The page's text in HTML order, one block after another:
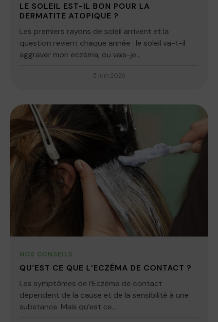
LE SOLEIL EST-IL BON POUR LA
DERMATITE ATOPIQUE ?
Les premiers rayons de soleil arrivent et la
question revient chaque année : le soleil va-t-il
aggraver mon eczéma, ou vais-je...
5 juin 2026
NOS CONSEILS
QU’EST CE QUE L’ECZÉMA DE CONTACT ?
Les symptômes de l’Eczéma de contact
dépendent de la cause et de la sensibilité à une
substance. Mais qu’est ce...